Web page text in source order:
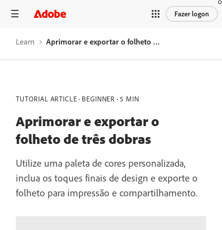
Fazer logon
Learn Aprimorar e exportar o folheto de três dobras
TUTORIAL ARTICLE BEGINNER 5 MIN
Aprimorar e exportar o
folheto de três dobras
Utilize uma paleta de cores personalizada,
inclua os toques finais de design e exporte o
folheto para impressão e compartilhamento.